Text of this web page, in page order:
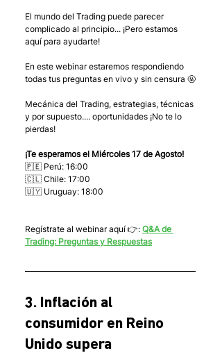
El mundo del Trading puede parecer
complicado al principio... ¡Pero estamos
aquí para ayudarte!
En este webinar estaremos respondiendo
todas tus preguntas en vivo y sin censura 🤬
Mecánica del Trading, estrategias, técnicas
y por supuesto.... oportunidades ¡No te lo
pierdas!
¡Te esperamos el Miércoles 17 de Agosto!
🇵🇪 Perú: 16:00
🇨🇱 Chile: 17:00
🇺🇾 Uruguay: 18:00
Regístrate al webinar aquí 👉: Q&A de
Trading: Preguntas y Respuestas
3. Inflación al
consumidor en Reino
Unido supera